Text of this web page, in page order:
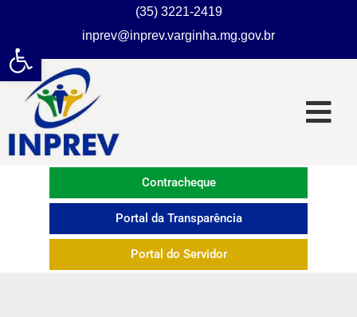
Abrir a barra de ferramentas
(35) 3221-2419
inprev@inprev.varginha.mg.gov.br
Contracheque
Portal da Transparência
Portal do Servidor